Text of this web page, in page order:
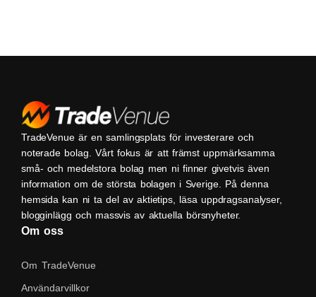
TradeVenue är en samlingsplats för investerare och
noterade bolag. Vårt fokus är att främst uppmärksamma
små- och medelstora bolag men ni finner givetvis även
information om de största bolagen i Sverige. På denna
hemsida kan ni ta del av aktietips, läsa uppdragsanalyser,
blogginlägg och massvis av aktuella börsnyheter.
Om oss
Om TradeVenue
Användarvillkor